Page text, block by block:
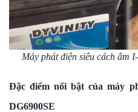
Máy phát điện siêu cách âm
Đặc điểm nổi bật của máy
DG6900SE